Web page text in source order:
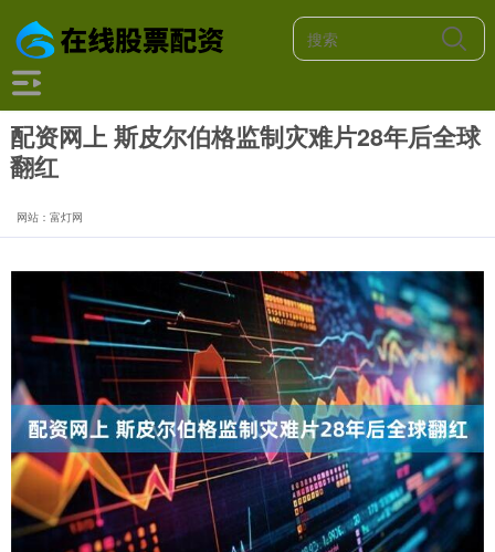
配资网上 斯皮尔伯格监制灾难片28年后全球
翻红
网站：富灯网